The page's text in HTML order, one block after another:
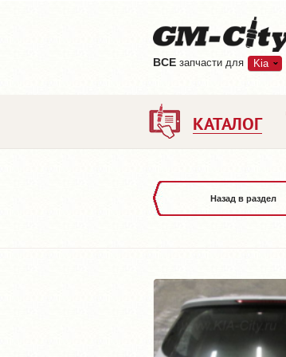
ВCE запчасти для Kia
КАТАЛОГ
Назад в раздел